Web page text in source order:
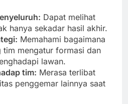
Dapat melihat
hanya sekadar hasil akhir.
Memahami bagaimana
tim mengatur formasi dan
lawan.
tim: Merasa terlibat
penggemar lainnya saat